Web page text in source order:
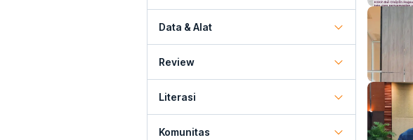
Data & Alat
Review
Literasi
Komunitas